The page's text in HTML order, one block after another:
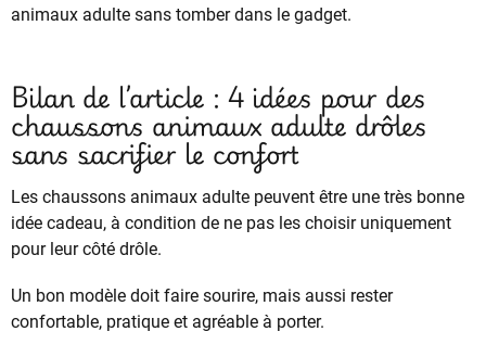
animaux adulte sans tomber dans le gadget.
Bilan de l’article : 4 idées pour des
chaussons animaux adulte drôles
sans sacrifier le confort
Les chaussons animaux adulte peuvent être une très bonne
idée cadeau, à condition de ne pas les choisir uniquement
pour leur côté drôle.
Un bon modèle doit faire sourire, mais aussi rester
confortable, pratique et agréable à porter.